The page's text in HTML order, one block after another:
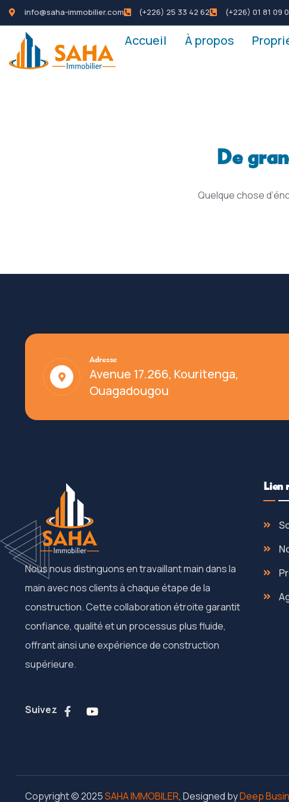
info@saha-immobilier.com (+226) 25 33 42 62 (+226) 01 81 09
Accueil À propos
De
Quelque chose
Adresse
Avenue 17.266, Kouritenga,
Ouagadougou
Nous nous distinguons en travaillant main dans la
main avec nos clients à chaque étape de la
construction. Cette collaboration étroite garantit
confiance, qualité et un processus plus fluide,
offrant ainsi une expérience de construction
supérieure.
Suivez
Lien
Copyright © 2025SAHA IMMOBILER, Designed byDeep